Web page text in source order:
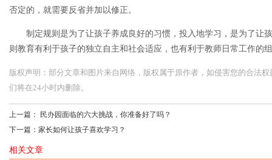
否定的，就需要反省并加以修正。
制定规则是为了让孩子养成良好的习惯，投入地学习，是为了让
则教育有利于孩子的独立自主和社会适应，也有利于教师日常工作的
版权声明：部分文章和图片来自网络，版权属于原作者，如侵害您的合法
们将在24小时内删除。
上一篇：
民办园面临的六大挑战，你准备好了吗？
下一篇： 家长如何让孩子喜欢学习？
相关文章